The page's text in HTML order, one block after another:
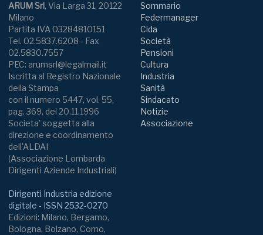
ARUM Srl, Via Larga 31, 20122
Milano
Partita IVA 03284810151
Tel. 02.5837.6208 - Fax
02.5830.7557
PEC: arumsrl@legalmail.it
Iscritta al Registro Nazionale
della Stampa
con il numero 5447, vol. 55,
pag. 369, del 20.11.1996
Societa' soggetta alla
direzione e coordinamento
dell'ALDAI
(Associazione Lombarda
Dirigenti Aziende Industriali)
Dirigenti Industria edizione
digitale - ISSN 2532-0270
Edizioni: Milano, Bergamo,
Bologna, Bolzano, Como,
Sommario
Federmanager
Cida
Società
Pensioni
Cultura
Industria
Sanità
Sindacato
Notizie
Associazione